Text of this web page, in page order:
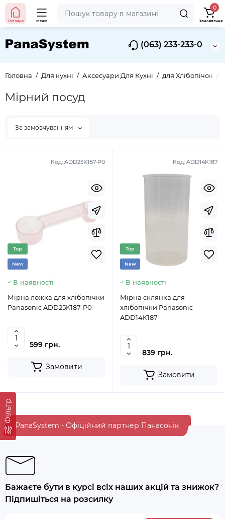
(063) 233-233-0
Головна Меню
0
Замовлення
Головна Для кухні Аксесуари Для Кухні для Хлібопічок
Фільтр
Мірний посуд
За замовчуванням
Код: ADD25K187-P0
Top
New
В наявності
Мірна ложка для хлібопічки
Panasonic ADD25K187-P0
599 грн.
Замовити
Код: ADD14K187
Top
New
В наявності
Мірна склянка для
хлібопічки Panasonic
ADD14K187
839 грн.
Замовити
PanaSystem - Офіційний партнер Панасонік
Бажаєте бути в курсі всіх наших акцій та знижок?
Підпишіться на розсилку